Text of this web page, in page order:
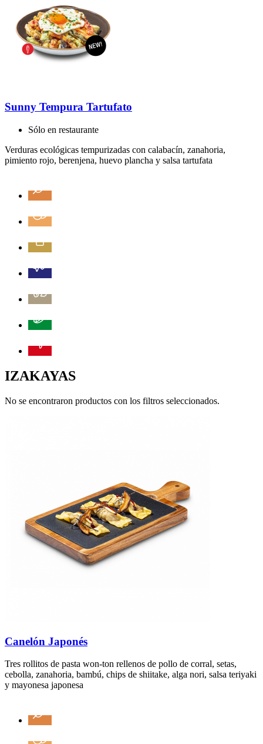
Sunny Tempura Tartufato
Sólo en restaurante
Verduras ecológicas tempurizadas con calabacín, zanahoria,
pimiento rojo, berenjena, huevo plancha y salsa tartufata
IZAKAYAS
No se encontraron productos con los filtros seleccionados.
Canelón Japonés
Tres rollitos de pasta won-ton rellenos de pollo de corral, setas,
cebolla, zanahoria, bambú, chips de shiitake, alga nori, salsa teriyaki
y mayonesa japonesa